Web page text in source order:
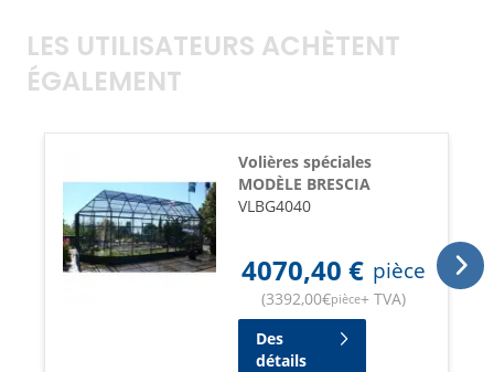
LES UTILISATEURS ACHÈTENT
ÉGALEMENT
Volières spéciales
MODÈLE BRESCIA
VLBG4040
4070,40 € pièce
(3392,00€pièce+ TVA)
Des
détails